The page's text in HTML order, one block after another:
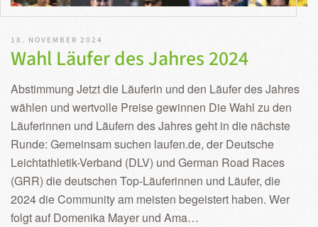
18. NOVEMBER 2024
Wahl Läufer des Jahres 2024
Abstimmung Jetzt die Läuferin und den Läufer des Jahres
wählen und wertvolle Preise gewinnen Die Wahl zu den
Läuferinnen und Läufern des Jahres geht in die nächste
Runde: Gemeinsam suchen laufen.de, der Deutsche
Leichtathletik-Verband (DLV) und German Road Races
(GRR) die deutschen Top-Läuferinnen und Läufer, die
2024 die Community am meisten begeistert haben. Wer
folgt auf Domenika Mayer und Ama…